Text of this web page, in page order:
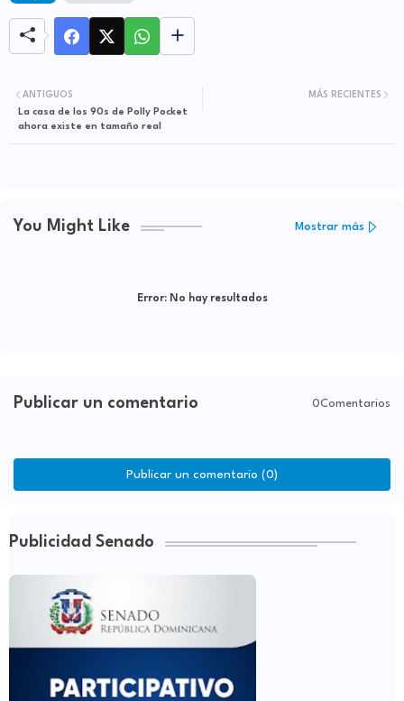
MÁS RECIENTES
ANTIGUOS
La casa de los 90s de Polly Pocket
ahora existe en tamaño real
You Might Like Mostrar más
Error:No hay resultados
Publicar un comentario 0Comentarios
Publicar un comentario (0)
Publicidad Senado